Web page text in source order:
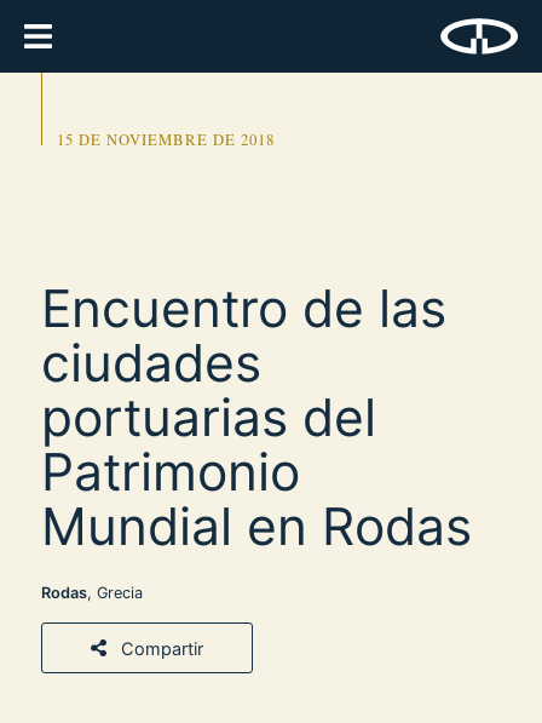
15 DE NOVIEMBRE DE 2018
Encuentro de las
ciudades
portuarias del
Patrimonio
Mundial en Rodas
Rodas, Grecia
Compartir